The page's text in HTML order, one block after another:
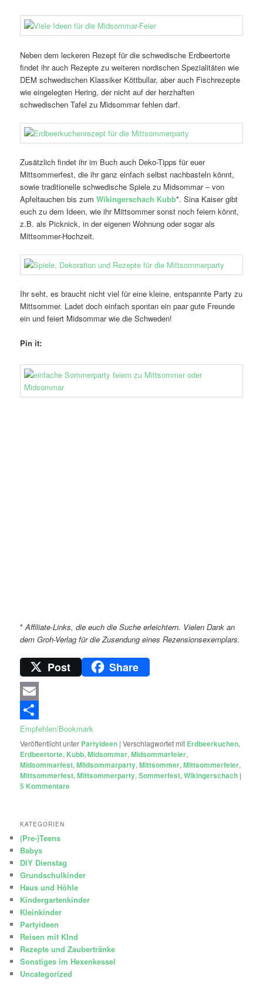
Neben dem leckeren Rezept für die schwedische Erdbeertorte
findet ihr auch Rezepte zu weiteren nordischen Spezialitäten wie
DEM schwedischen Klassiker Köttbullar, aber auch Fischrezepte
wie eingelegten Hering, der nicht auf der herzhaften
schwedischen Tafel zu Midsommar fehlen darf.
Zusätzlich findet ihr im Buch auch Deko-Tipps für euer
Mittsommerfest, die ihr ganz einfach selbst nachbasteln könnt,
sowie traditionelle schwedische Spiele zu Midsommar – von
Apfeltauchen bis zum Wikingerschach Kubb*. Sina Kaiser gibt
euch zu dem Ideen, wie ihr Mittsommer sonst noch feiern könnt,
z.B. als Picknick, in der eigenen Wohnung oder sogar als
Mittsommer-Hochzeit.
Ihr seht, es braucht nicht viel für eine kleine, entspannte Party zu
Mittsommer. Ladet doch einfach spontan ein paar gute Freunde
ein und feiert Midsommar wie die Schweden!
Pin it:
*Affiliate-Links, die euch die Suche erleichtern. Vielen Dank an
dem Groh-Verlag für die Zusendung eines Rezensionsexemplars.
Post Share
Email
Empfehlen/Bookmark
Veröffentlicht unter Partyideen |Verschlagwortet mit Erdbeerkuchen,
Erdbeertorte, Kubb,Midsommar,Midsommarfeier,
Midsommarfest,MIidsommarparty,Mittsommer,Mittsommerfeier,
Mittsommerfest,Mittsommerparty,Sommerfest,Wikingerschach |
5 Kommentare
KATEGORIEN
(Pre-)Teens
Babys
DIY Dienstag
Grundschulkinder
Haus und Höhle
Kindergartenkinder
Kleinkinder
Partyideen
Reisen mit KInd
Rezepte und Zaubertränke
Sonstiges im Hexenkessel
Uncategorized